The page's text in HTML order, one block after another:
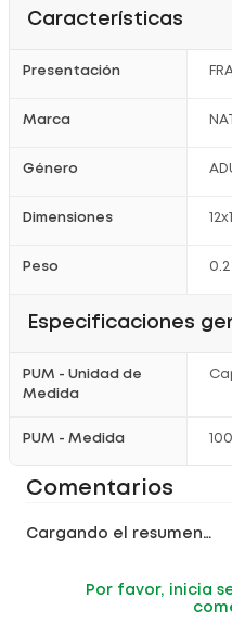
Características
Presentación
Marca
Género
Dimensiones
Peso 0.2
Especificaciones
PUM - Unidad de
Medida
PUM - Medida 100
Comentarios
Cargando el resumen…
Por favor, inicia